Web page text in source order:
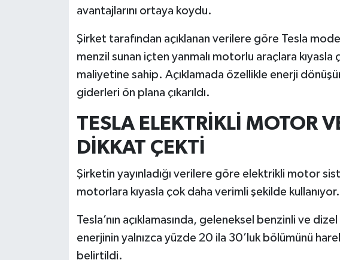
avantajlarını ortaya koydu.
Şirket tarafından açıklanan verilere göre Tesla
menzil sunan içten yanmalı motorlu araçlara kıyasla
maliyetine sahip. Açıklamada özellikle enerji
giderleri ön plana çıkarıldı.
TESLA ELEKTRİKLİ MOTOR
DİKKAT ÇEKTİ
Şirketin yayınladığı verilere göre elektrikli motor
motorlara kıyasla çok daha verimli şekilde kullanıyor.
Tesla’nın açıklamasında, geleneksel benzinli ve
enerjinin yalnızca yüzde 20 ila 30’luk bölümünü
belirtildi.
Köşe Yazıları
Otomobil